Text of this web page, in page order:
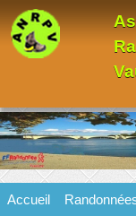
Accueil
Panneau de gestion